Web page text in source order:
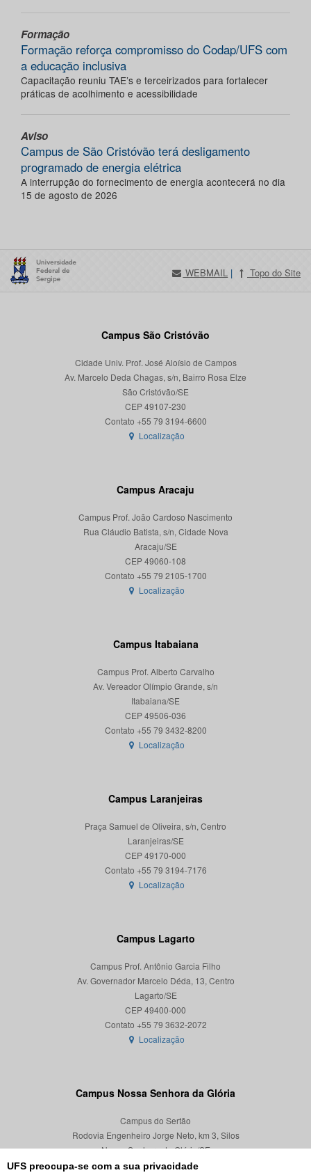
UFS preocupa-se com a sua privacidade
Formação
Formação reforça compromisso do Codap/UFS com
a educação inclusiva
Capacitação reuniu TAE’s e terceirizados para fortalecer
práticas de acolhimento e acessibilidade
Aviso
Campus de São Cristóvão terá desligamento
programado de energia elétrica
A interrupção do fornecimento de energia acontecerá no dia
15 de agosto de 2026
WEBMAIL | Topo do Site
Campus São Cristóvão
Cidade Univ. Prof. José Aloísio de Campos
Av. Marcelo Deda Chagas, s/n, Bairro Rosa Elze
São Cristóvão/SE
CEP 49107-230
Localização
Campus Aracaju
Campus Prof. João Cardoso Nascimento
Rua Cláudio Batista, s/n, Cidade Nova
Aracaju/SE
CEP 49060-108
Localização
Campus Itabaiana
Campus Prof. Alberto Carvalho
Av. Vereador Olímpio Grande, s/n
Itabaiana/SE
CEP 49506-036
Localização
Campus Laranjeiras
Praça Samuel de Oliveira, s/n, Centro
Laranjeiras/SE
CEP 49170-000
Localização
Campus Lagarto
Campus Prof. Antônio Garcia Filho
Av. Governador Marcelo Déda, 13, Centro
Lagarto/SE
CEP 49400-000
Localização
Campus Nossa Senhora da Glória
Campus do Sertão
Rodovia Engenheiro Jorge Neto, km 3, Silos
Nossa Senhora da Glória/SE
CEP 49680-000